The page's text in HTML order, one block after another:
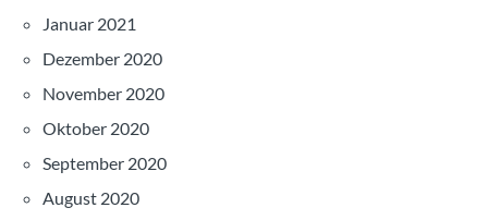
Januar 2021
Dezember 2020
November 2020
Oktober 2020
September 2020
August 2020